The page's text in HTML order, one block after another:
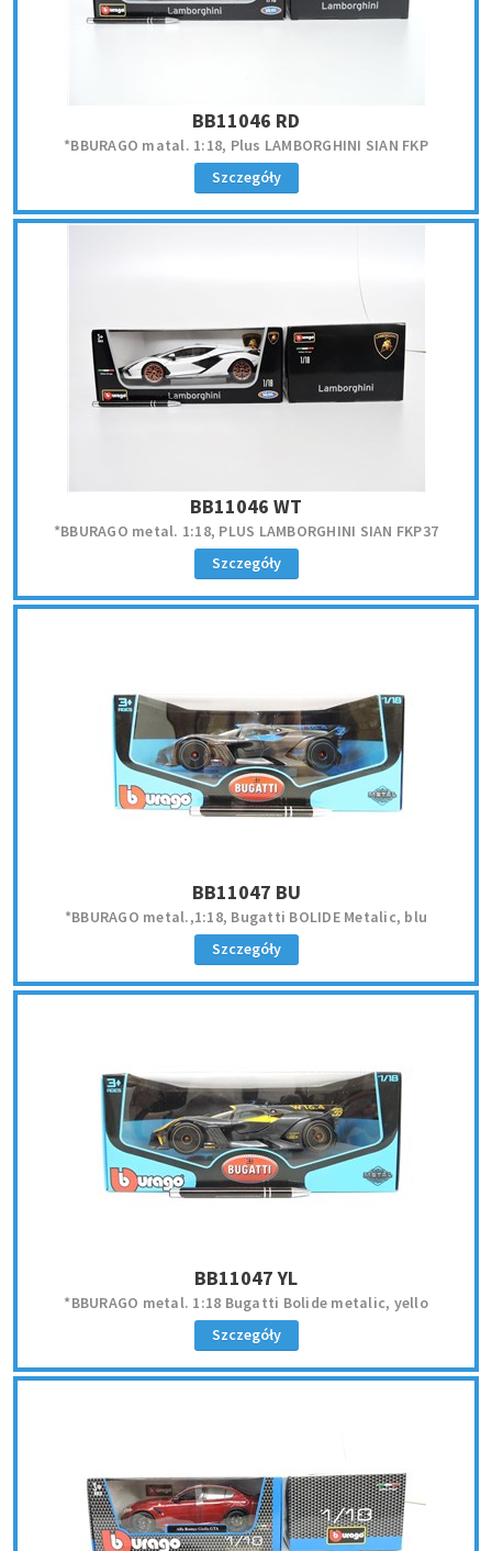
BB11046 RD
*BBURAGO matal. 1:18, Plus LAMBORGHINI SIAN FKP
Szczegóły
BB11046 WT
*BBURAGO metal. 1:18, PLUS LAMBORGHINI SIAN FKP37
Szczegóły
BB11047 BU
*BBURAGO metal.,1:18, Bugatti BOLIDE Metalic, blu
Szczegóły
BB11047 YL
*BBURAGO metal. 1:18 Bugatti Bolide metalic, yello
Szczegóły